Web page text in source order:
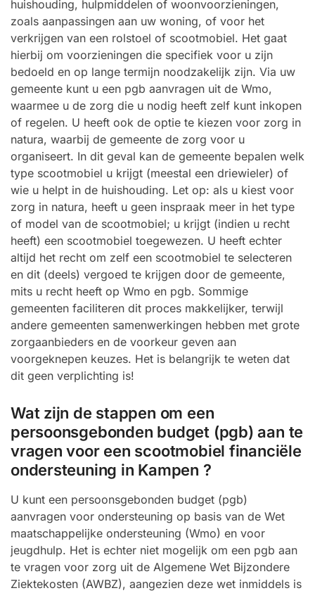
huishouding, hulpmiddelen of woonvoorzieningen,
zoals aanpassingen aan uw woning, of voor het
verkrijgen van een rolstoel of scootmobiel. Het gaat
hierbij om voorzieningen die specifiek voor u zijn
bedoeld en op lange termijn noodzakelijk zijn. Via uw
gemeente kunt u een pgb aanvragen uit de Wmo,
waarmee u de zorg die u nodig heeft zelf kunt inkopen
of regelen. U heeft ook de optie te kiezen voor zorg in
natura, waarbij de gemeente de zorg voor u
organiseert. In dit geval kan de gemeente bepalen welk
type scootmobiel u krijgt (meestal een driewieler) of
wie u helpt in de huishouding. Let op: als u kiest voor
zorg in natura, heeft u geen inspraak meer in het type
of model van de scootmobiel; u krijgt (indien u recht
heeft) een scootmobiel toegewezen. U heeft echter
altijd het recht om zelf een scootmobiel te selecteren
en dit (deels) vergoed te krijgen door de gemeente,
mits u recht heeft op Wmo en pgb. Sommige
gemeenten faciliteren dit proces makkelijker, terwijl
andere gemeenten samenwerkingen hebben met grote
zorgaanbieders en de voorkeur geven aan
voorgeknepen keuzes. Het is belangrijk te weten dat
dit geen verplichting is!
Wat zijn de stappen om een
persoonsgebonden budget (pgb) aan te
vragen voor een scootmobiel financiële
ondersteuning in Kampen ?
U kunt een persoonsgebonden budget (pgb)
aanvragen voor ondersteuning op basis van de Wet
maatschappelijke ondersteuning (Wmo) en voor
jeugdhulp. Het is echter niet mogelijk om een pgb aan
te vragen voor zorg uit de Algemene Wet Bijzondere
Ziektekosten (AWBZ), aangezien deze wet inmiddels is